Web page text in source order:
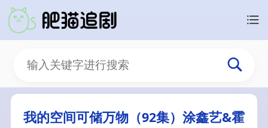
我的空间可储万物（92集）涂鑫艺&霍